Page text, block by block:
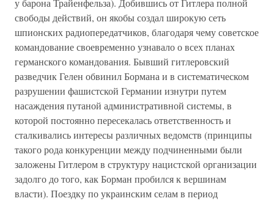
у барона Трайенфельза). Добившись от Гитлера полной
свободы действий, он якобы создал широкую сеть
шпионских радиопередатчиков, благодаря чему советское
командование своевременно узнавало о всех планах
германского командования. Бывший гитлеровский
разведчик Гелен обвинил Бормана и в систематическом
разрушении фашистской Германии изнутри путем
насаждения путаной административной системы, в
которой постоянно пересекалась ответственность и
сталкивались интересы различных ведомств (принципы
такого рода конкуренции между подчиненными были
заложены Гитлером в структуру нацистской организации
задолго до того, как Борман пробился к вершинам
власти). Поездку по украинским селам в период